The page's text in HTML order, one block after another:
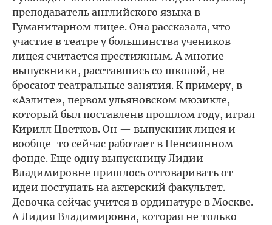
преподаватель английского языка в
Гуманитарном лицее. Она рассказала, что
участие в театре у большинства учеников
лицея считается престижным. А многие
выпускники, расставшись со школой, не
бросают театральные занятия. К примеру, в
«Аэлите», первом ульяновском мюзикле,
который был поставленв прошлом году, играл
Кирилл Цветков. Он — выпускник лицея и
вообще-то сейчас работает в Пенсионном
фонде. Еще одну выпускницу Лидии
Владимировне пришлось отговаривать от
идеи поступать на актерский факультет.
Девочка сейчас учится в ординатуре в Москве.
А Лидия Владимировна, которая не только